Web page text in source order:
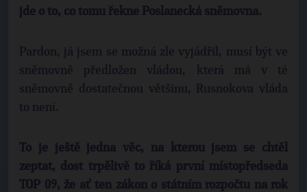
jde o to, co tomu řekne Poslanecká sněmovna.
Pardon, já jsem se možná zle vyjádřil, musí být ve
sněmovně předložen vládou, která má v té
sněmovně dostatečnou většinu, Rusnokova vláda
to není.
To je ještě jedna věc, na kterou jsem se chtěl
zeptat, dost trpělivě to říká první místopředseda
TOP 09, že ať ten zákon o státním rozpočtu na rok